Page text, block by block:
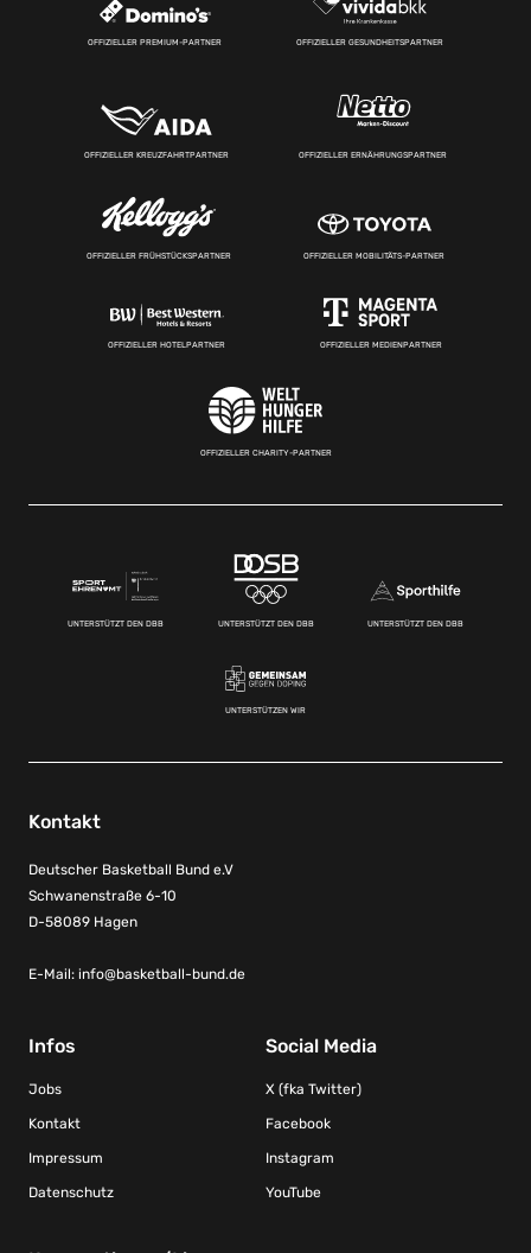
OFFIZIELLER PREMIUM-PARTNER OFFIZIELLER GESUNDHEITSPARTNER
OFFIZIELLER KREUZFAHRTPARTNER OFFIZIELLER ERNÄHRUNGSPARTNER
OFFIZIELLER FRÜHSTÜCKSPARTNER OFFIZIELLER MOBILITÄTS-PARTNER
OFFIZIELLER HOTELPARTNER OFFIZIELLER MEDIENPARTNER
OFFIZIELLER CHARITY-PARTNER
UNTERSTÜTZT DEN DBB UNTERSTÜTZT DEN DBB UNTERSTÜTZT DEN DBB
UNTERSTÜTZEN WIR
Kontakt
Deutscher Basketball Bund e.V
Schwanenstraße 6-10
D-58089 Hagen
E-Mail: info@basketball-bund.de
Infos
Jobs
Kontakt
Impressum
Datenschutz
Social Media
X (fka Twitter)
Facebook
Instagram
YouTube